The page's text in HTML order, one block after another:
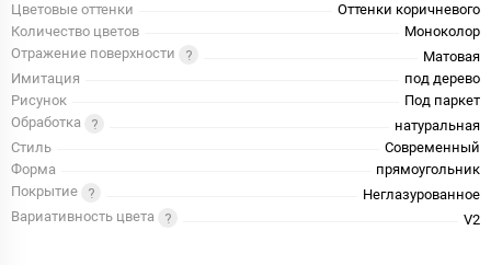
Цветовые оттенки
Оттенки коричневого
Количество цветов
Моноколор
Отражение поверхности
Матовая
Имитация
под дерево
Рисунок
Под паркет
Обработка
натуральная
Стиль
Современный
Форма
прямоугольник
Покрытие
Неглазурованное
Вариативность цвета
V2